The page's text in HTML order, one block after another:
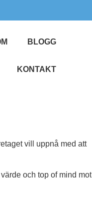
BLOGG
KONTAKT
vill uppnå med att
och top of mind mot